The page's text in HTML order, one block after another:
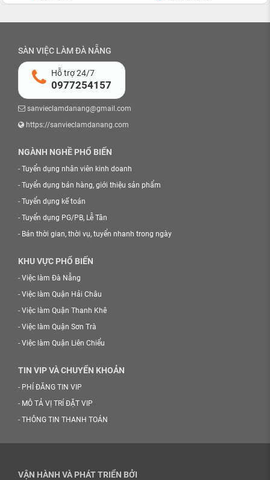
SÀN VIỆC LÀM ĐÀ NẴNG
Hỗ trợ 24/7
0977254157
sanvieclamdanang@gmail.com
https://sanvieclamdanang.com
NGÀNH NGHỀ PHỔ BIẾN
- Tuyển dụng nhân viên kinh doanh
- Tuyển dụng bán hàng, giới thiệu sản phẩm
- Tuyển dụng kế toán
- Tuyển dụng PG/PB, Lễ Tân
- Bán thời gian, thời vụ, tuyển nhanh trong ngày
KHU VỰC PHỔ BIẾN
- Việc làm Đà Nẵng
- Việc làm Quận Hải Châu
- Việc làm Quận Thanh Khê
- Việc làm Quận Sơn Trà
- Việc làm Quận Liên Chiểu
TIN VIP VÀ CHUYỂN KHOẢN
- PHÍ ĐĂNG TIN VIP
- MÔ TẢ VỊ TRÍ ĐẶT VIP
- THÔNG TIN THANH TOÁN
VẬN HÀNH VÀ PHÁT TRIỂN BỞI